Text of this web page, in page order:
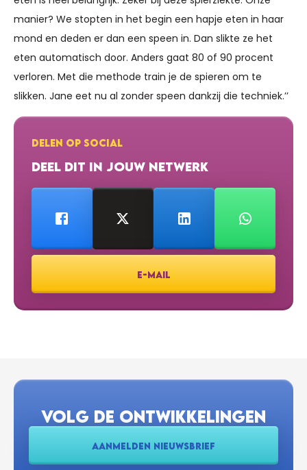
manier? We stopten in het begin een hapje eten in haar
mond en deden er dan een speen in. Dan slikte ze het
eten automatisch door. Anders gaat 80 of 90 procent
verloren. Met die methode train je de spieren om te
slikken. Jane eet nu al zonder speen dankzij die techniek.’’
DELEN OP SOCIAL
DEEL DIT IN JOUW NETWERK
E-MAIL
VOLG DE ONTWIKKELINGEN
AANMELDEN NIEUWSBRIEF